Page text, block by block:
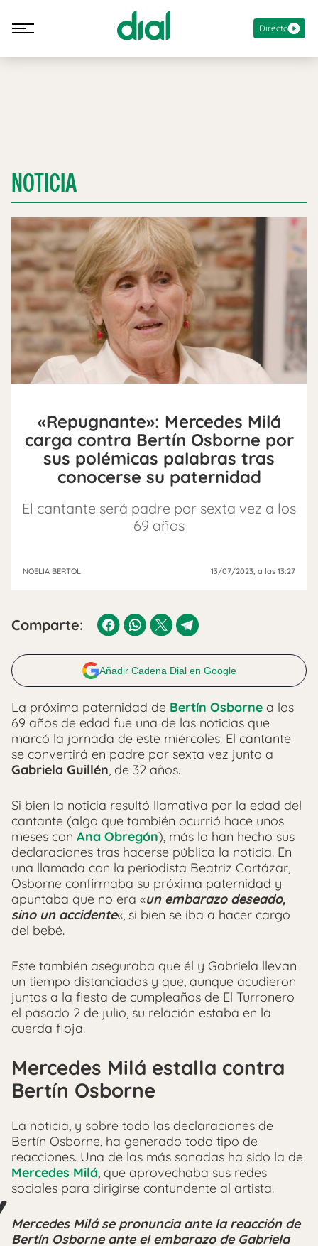
Directo
NOTICIA
«Repugnante»: Mercedes Milá
carga contra Bertín Osborne por
sus polémicas palabras tras
conocerse su paternidad
El cantante será padre por sexta vez a los
69 años
NOELIA BERTOL 13/07/2023, a las 13:27
Comparte:
Añadir Cadena Dial en Google
La próxima paternidad de Bertín Osborne a los
69 años de edad fue una de las noticias que
marcó la jornada de este miércoles. El cantante
se convertirá en padre por sexta vez junto a
Gabriela Guillén, de 32 años.
Si bien la noticia resultó llamativa por la edad del
cantante (algo que también ocurrió hace unos
meses con Ana Obregón), más lo han hecho sus
declaraciones tras hacerse pública la noticia. En
una llamada con la periodista Beatriz Cortázar,
Osborne confirmaba su próxima paternidad y
apuntaba que no era «un embarazo deseado,
sino un accidente«, si bien se iba a hacer cargo
del bebé.
Este también aseguraba que él y Gabriela llevan
un tiempo distanciados y que, aunque acudieron
juntos a la fiesta de cumpleaños de El Turronero
el pasado 2 de julio, su relación estaba en la
cuerda floja.
Mercedes Milá estalla contra
Bertín Osborne
La noticia, y sobre todo las declaraciones de
Bertín Osborne, ha generado todo tipo de
reacciones. Una de las más sonadas ha sido la de
Mercedes Milá, que aprovechaba sus redes
sociales para dirigirse contundente al artista.
Mercedes Milá se pronuncia ante la reacción de
Bertín Osborne ante el embarazo de Gabriela